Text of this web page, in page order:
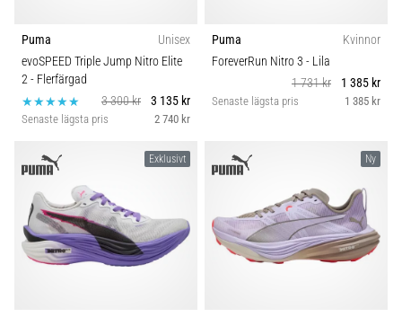
Puma
Unisex
evoSPEED Triple Jump Nitro Elite
2- Flerfärgad
3 300 kr
3 135 kr
Senaste lägsta pris 2 740 kr
Puma
Kvinnor
ForeverRun Nitro 3 - Lila
1 731 kr
1 385 kr
Senaste lägsta pris 1 385 kr
Exklusivt Ny